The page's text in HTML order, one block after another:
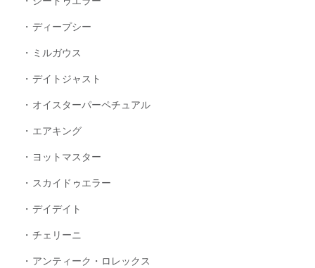
ディープシー
ミルガウス
デイトジャスト
オイスターパーペチュアル
エアキング
ヨットマスター
スカイドゥエラー
デイデイト
チェリーニ
アンティーク・ロレックス